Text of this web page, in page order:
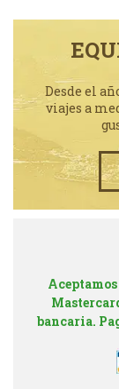
Desde el
viajes a
bancaria.